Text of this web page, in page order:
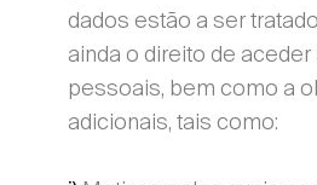
dados estão a ser
ainda o direito de
pessoais, bem como a
adicionais, tais como: